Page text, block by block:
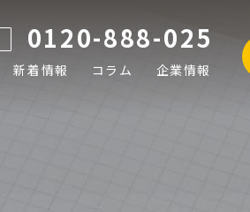
0120-888-025
新着情報 コラム 企業情報